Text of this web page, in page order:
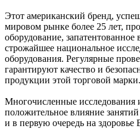
Этот американский бренд,
мировом рынке более 25 лет,
оборудование,
строжайшее национальное
оборудования. Регулярные
гарантируют качество и
продукции этой торговой марки.
Многочисленные исследования
положительное влияние
и в первую очередь на здоровье